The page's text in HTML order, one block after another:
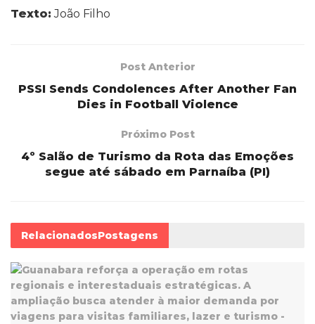
Texto: João Filho
Post Anterior
PSSI Sends Condolences After Another Fan
Dies in Football Violence
Próximo Post
4º Salão de Turismo da Rota das Emoções
segue até sábado em Parnaíba (PI)
RelacionadosPostagens